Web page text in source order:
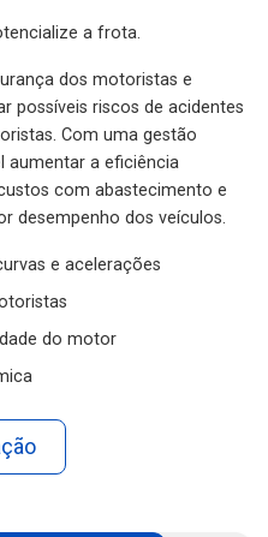
a frota.
dos motoristas e
possíveis riscos de acidentes
Com uma gestão
aumentar a eficiência
com abastecimento e
desempenho dos veículos.
e acelerações
do motor